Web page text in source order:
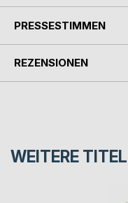
PRESSESTIMMEN
REZENSIONEN
WEITERE TITEL